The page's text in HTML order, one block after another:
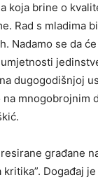
koja brine o
Rad s mladima
Nadamo se da
dugogodišnjoj
mnogobrojnim
građane
Događaj